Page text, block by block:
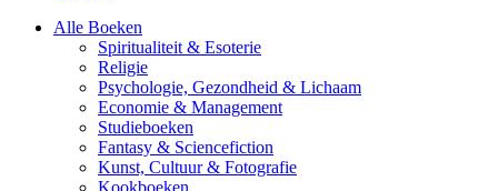
Alle Boeken
Spiritualiteit & Esoterie
Religie
Psychologie, Gezondheid & Lichaam
Economie & Management
Studieboeken
Fantasy & Sciencefiction
Kunst, Cultuur & Fotografie
Kookboeken